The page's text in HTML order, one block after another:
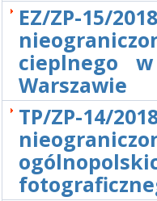
EZ/ZP-15/
cieplnego
Warszawie
TP/ZP-14/